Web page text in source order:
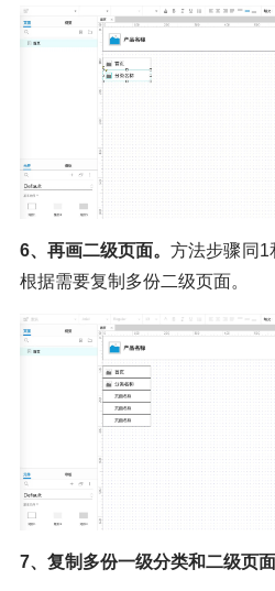
6、再画二级页面。方法步骤同1
根据需要复制多份二级页面。
7、复制多份一级分类和二级页面